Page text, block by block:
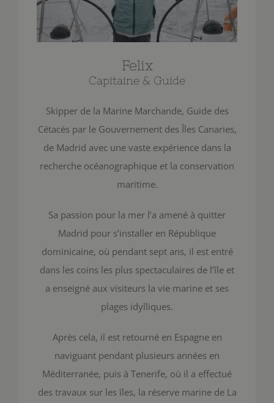
Felix
Capitaine & Guide
Skipper de la Marine Marchande, Guide des
Cétacés par le Gouvernement des Îles Canaries,
de Madrid avec une vaste expérience dans la
recherche océanographique et la conservation
maritime.
Sa passion pour la mer l’a amené à quitter
Madrid pour s’installer en République
dominicaine, où pendant sept ans, il est entré
dans les coins les plus spectaculaires de l’île et
a enseigné aux visiteurs la vie marine et ses
plages idylliques.
Après cela, il est retourné en Espagne en
naviguant pendant plusieurs années en
Méditerranée, puis à Tenerife, où il a effectué
des travaux sur les îles, la réserve marine de La